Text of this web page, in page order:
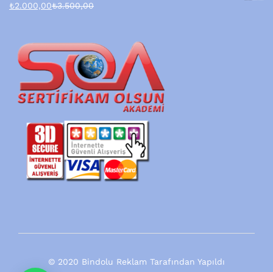
₺2.000,00₺3.500,00
© 2020 Bindolu Reklam Tarafından Yapıldı